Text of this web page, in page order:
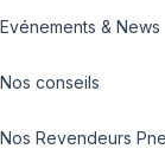
Evénements & News
Nos conseils
Nos Revendeurs